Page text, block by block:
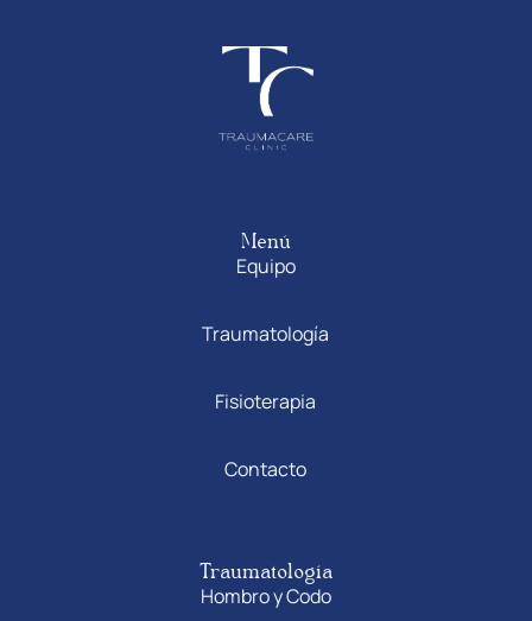
Menú
Equipo
Traumatología
Fisioterapia
Contacto
Traumatología
Hombro y Codo